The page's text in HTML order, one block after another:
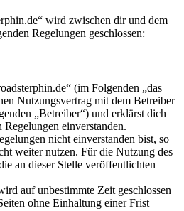
wird zwischen dir und dem
Regelungen geschlossen:
(im Folgenden „das
Nutzungsvertrag mit dem Betreiber
„Betreiber“) und erklärst dich
einverstanden.
nicht einverstanden bist, so
weiter nutzen. Für die Nutzung des
an dieser Stelle veröffentlichten
auf unbestimmte Zeit geschlossen
ohne Einhaltung einer Frist